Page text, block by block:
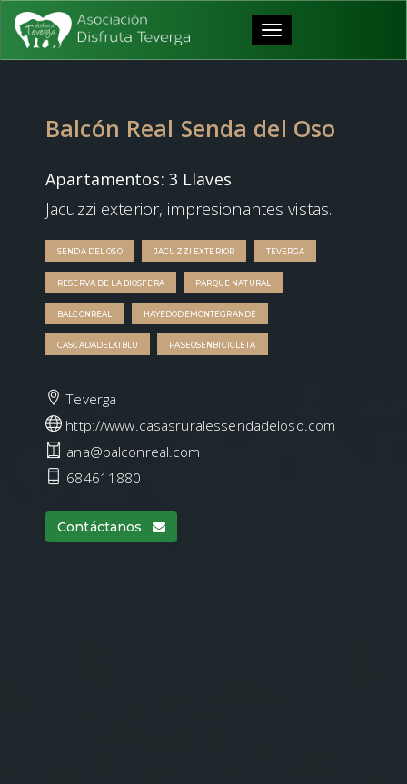
Toggle
Balcón Real Senda del Oso
Apartamentos: 3 Llaves
Jacuzzi exterior, impresionantes vistas.
SENDA DEL OSO JACUZZI EXTERIOR TEVERGA
RESERVA DE LA BIOSFERA PARQUE NATURAL
BALCONREAL HAYEDODEMONTEGRANDE
CASCADADELXIBLU PASEOSENBICICLETA
Teverga
http://www.casasruralessendadeloso.com
ana@balconreal.com
684611880
Contáctanos